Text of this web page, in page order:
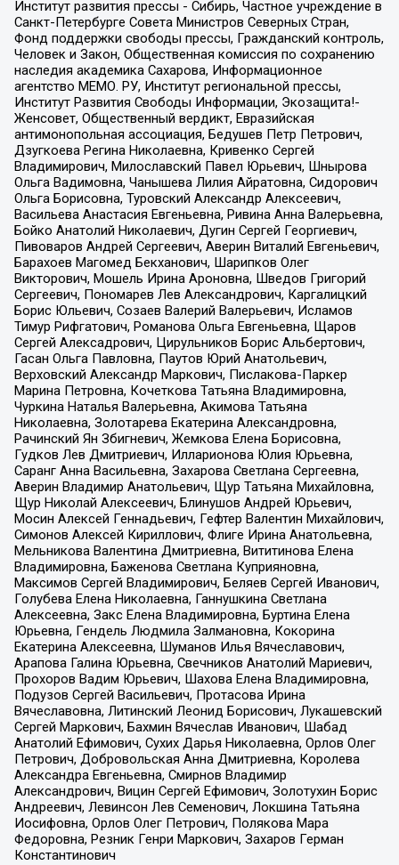
Институт развития прессы - Сибирь, Частное учреждение в
Санкт-Петербурге Совета Министров Северных Стран,
Фонд поддержки свободы прессы, Гражданский контроль,
Человек и Закон, Общественная комиссия по сохранению
наследия академика Сахарова, Информационное
агентство МЕМО. РУ, Институт региональной прессы,
Институт Развития Свободы Информации, Экозащита!-
Женсовет, Общественный вердикт, Евразийская
антимонопольная ассоциация, Бедушев Петр Петрович,
Дзугкоева Регина Николаевна, Кривенко Сергей
Владимирович, Милославский Павел Юрьевич, Шнырова
Ольга Вадимовна, Чанышева Лилия Айратовна, Сидорович
Ольга Борисовна, Туровский Александр Алексеевич,
Васильева Анастасия Евгеньевна, Ривина Анна Валерьевна,
Бойко Анатолий Николаевич, Дугин Сергей Георгиевич,
Пивоваров Андрей Сергеевич, Аверин Виталий Евгеньевич,
Барахоев Магомед Бекханович, Шарипков Олег
Викторович, Мошель Ирина Ароновна, Шведов Григорий
Сергеевич, Пономарев Лев Александрович, Каргалицкий
Борис Юльевич, Созаев Валерий Валерьевич, Исламов
Тимур Рифгатович, Романова Ольга Евгеньевна, Щаров
Сергей Алексадрович, Цирульников Борис Альбертович,
Гасан Ольга Павловна, Паутов Юрий Анатольевич,
Верховский Александр Маркович, Пислакова-Паркер
Марина Петровна, Кочеткова Татьяна Владимировна,
Чуркина Наталья Валерьевна, Акимова Татьяна
Николаевна, Золотарева Екатерина Александровна,
Рачинский Ян Збигневич, Жемкова Елена Борисовна,
Гудков Лев Дмитриевич, Илларионова Юлия Юрьевна,
Саранг Анна Васильевна, Захарова Светлана Сергеевна,
Аверин Владимир Анатольевич, Щур Татьяна Михайловна,
Щур Николай Алексеевич, Блинушов Андрей Юрьевич,
Мосин Алексей Геннадьевич, Гефтер Валентин Михайлович,
Симонов Алексей Кириллович, Флиге Ирина Анатольевна,
Мельникова Валентина Дмитриевна, Вититинова Елена
Владимировна, Баженова Светлана Куприяновна,
Максимов Сергей Владимирович, Беляев Сергей Иванович,
Голубева Елена Николаевна, Ганнушкина Светлана
Алексеевна, Закс Елена Владимировна, Буртина Елена
Юрьевна, Гендель Людмила Залмановна, Кокорина
Екатерина Алексеевна, Шуманов Илья Вячеславович,
Арапова Галина Юрьевна, Свечников Анатолий Мариевич,
Прохоров Вадим Юрьевич, Шахова Елена Владимировна,
Подузов Сергей Васильевич, Протасова Ирина
Вячеславовна, Литинский Леонид Борисович, Лукашевский
Сергей Маркович, Бахмин Вячеслав Иванович, Шабад
Анатолий Ефимович, Сухих Дарья Николаевна, Орлов Олег
Петрович, Добровольская Анна Дмитриевна, Королева
Александра Евгеньевна, Смирнов Владимир
Александрович, Вицин Сергей Ефимович, Золотухин Борис
Андреевич, Левинсон Лев Семенович, Локшина Татьяна
Иосифовна, Орлов Олег Петрович, Полякова Мара
Федоровна, Резник Генри Маркович, Захаров Герман
Константинович